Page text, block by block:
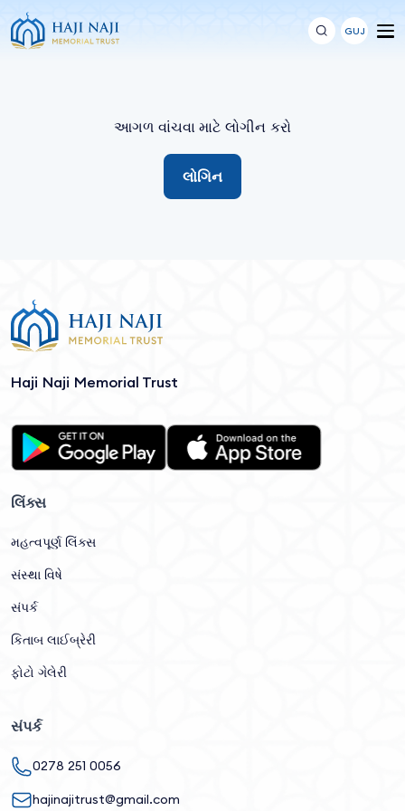
GUJ
આગળ વાંચવા માટે લોગીન કરો
લોગિન
Haji Naji Memorial Trust
લિંક્સ
મહત્વપૂર્ણ લિંક્સ
સંસ્થા વિષે
સંપર્ક
કિતાબ લાઈબ્રેરી
ફોટો ગેલેરી
સંપર્ક
0278 251 0056
hajinajitrust@gmail.com